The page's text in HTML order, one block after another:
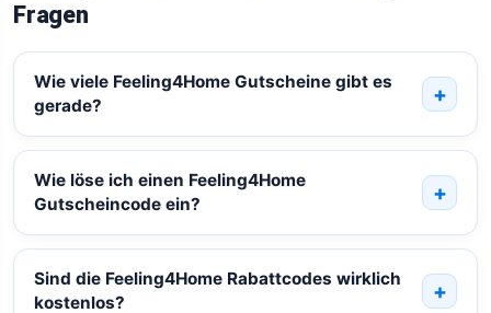
Fragen
Wie viele Feeling4Home Gutscheine gibt es
gerade?
Wie löse ich einen Feeling4Home
Gutscheincode ein?
Sind die Feeling4Home Rabattcodes wirklich
kostenlos?